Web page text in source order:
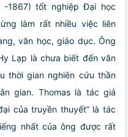
-1867) tốt nghiệp Đại học
làm rất nhiều việc liên
văn học, giáo dục. Ông
Lạp là chưa biết đến văn
thời gian nghiên cứu thần
gian. Thomas là tác giả
của truyền thuyết” là tác
nhất của ông được rất